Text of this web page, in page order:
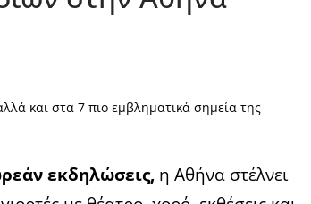
και στα 7 πιο εμβληματικά σημεία της
εκδηλώσεις, η Αθήνα στέλνει